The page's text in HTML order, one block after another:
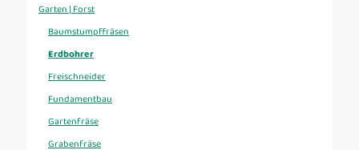
Garten | Forst
Baumstumpffräsen
Erdbohrer
Freischneider
Fundamentbau
Gartenfräse
Grabenfräse